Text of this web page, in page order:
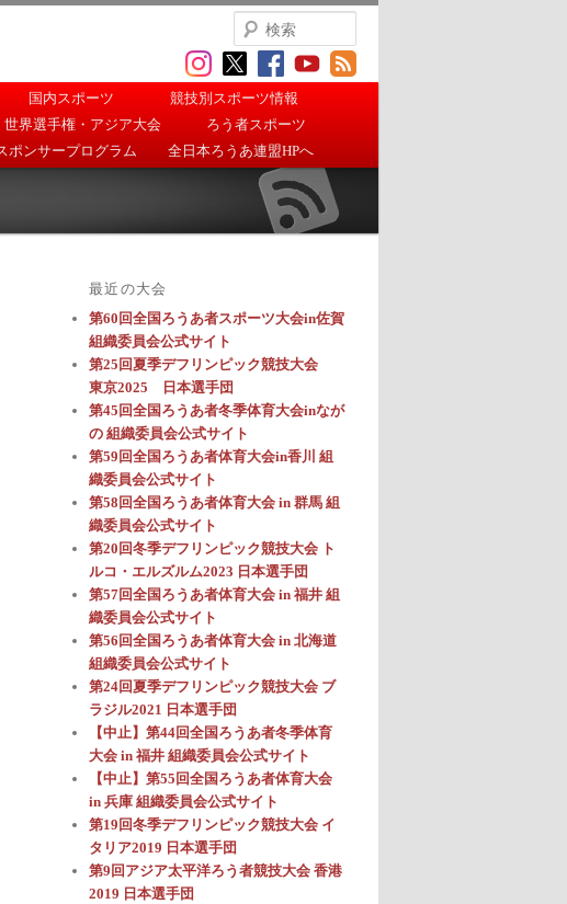
国内スポーツ
競技別スポーツ情報
世界選手権・アジア大会
ろう者スポーツ
ポンサープログラム 全日本ろうあ連盟HPへ
最近の大会
第60回全国ろうあ者スポーツ大会in佐賀
組織委員会公式サイト
第25回夏季デフリンピック競技大会
東京2025 日本選手団
第45回全国ろうあ者冬季体育大会inなが
の 組織委員会公式サイト
第59回全国ろうあ者体育大会in香川 組
織委員会公式サイト
第58回全国ろうあ者体育大会 in 群馬 組
織委員会公式サイト
第20回冬季デフリンピック競技大会 ト
ルコ・エルズルム2023 日本選手団
第57回全国ろうあ者体育大会 in 福井 組
織委員会公式サイト
第56回全国ろうあ者体育大会 in 北海道
組織委員会公式サイト
第24回夏季デフリンピック競技大会 ブ
ラジル2021 日本選手団
【中止】第44回全国ろうあ者冬季体育
大会 in 福井 組織委員会公式サイト
【中止】第55回全国ろうあ者体育大会
in 兵庫 組織委員会公式サイト
第19回冬季デフリンピック競技大会 イ
タリア2019 日本選手団
第9回アジア太平洋ろう者競技大会 香港
2019 日本選手団